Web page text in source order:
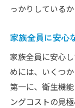
っかりしている
家族全員に安心
家族全員に安心
めには、いくつ
第一に、衛生機
ングコストの見